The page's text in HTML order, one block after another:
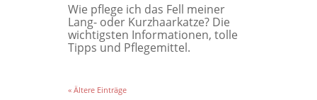
Wie pflege ich das Fell meiner
Lang- oder Kurzhaarkatze? Die
wichtigsten Informationen, tolle
Tipps und Pflegemittel.
« Ältere Einträge